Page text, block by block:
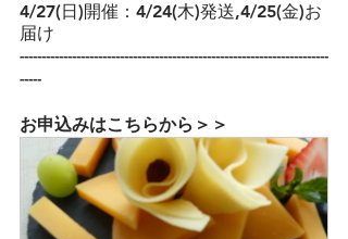
4/27(日)開催：4/24(木)発送,4/25(金)お
届け
-----------------------------------------------------------------------
-----
お申込みはこちらから＞＞